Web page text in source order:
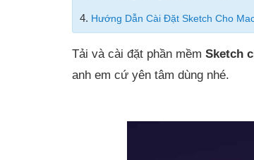
4. Hướng Dẫn Cài Đặt Sketch Cho
Tải và cài đặt phần mềm Sketch
anh em cứ yên tâm dùng nhé.